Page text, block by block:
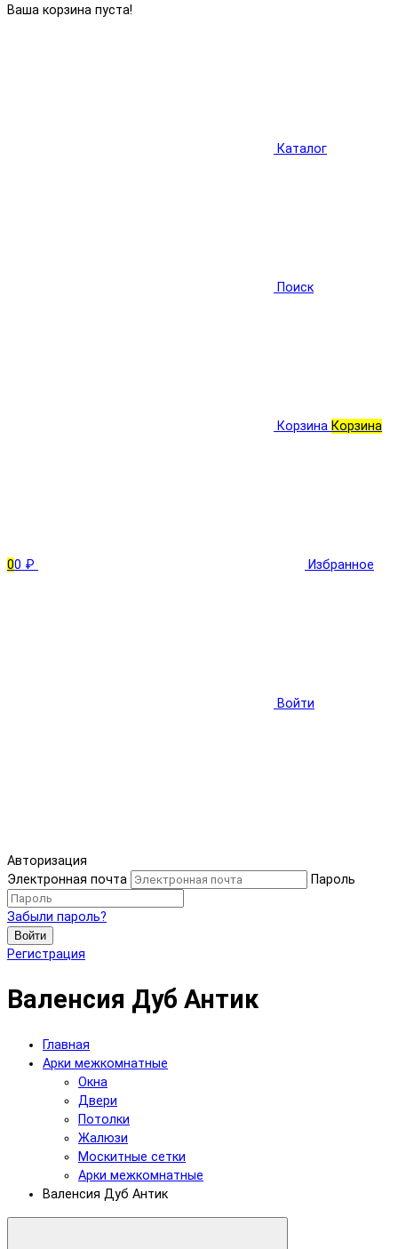
Ваша корзина пуста!
Каталог
Поиск
Корзина Корзина
00 ₽ Избранное
Войти
Авторизация
Электронная почта
Пароль
Забыли пароль?
Войти
Регистрация
Валенсия Дуб Антик
Главная
Арки межкомнатные
Окна
Двери
Потолки
Жалюзи
Москитные сетки
Арки межкомнатные
Валенсия Дуб Антик